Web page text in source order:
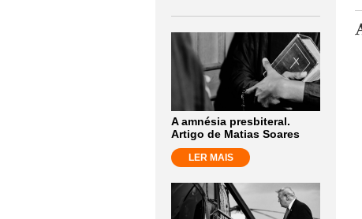
A amnésia presbiteral.
Artigo de Matias Soares
LER MAIS